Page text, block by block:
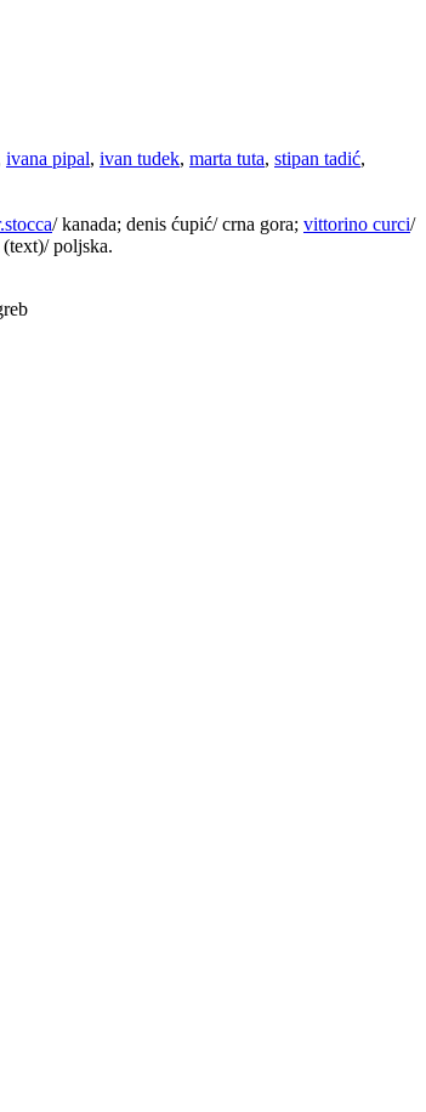
ivana pipal, ivan tudek, marta tuta, stipan tadić,
/ kanada; denis ćupić/ crna gora; vittorino curci/
poljska.